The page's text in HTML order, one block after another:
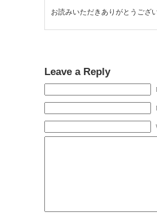
お読みいただきありがとうござ
Leave a Reply